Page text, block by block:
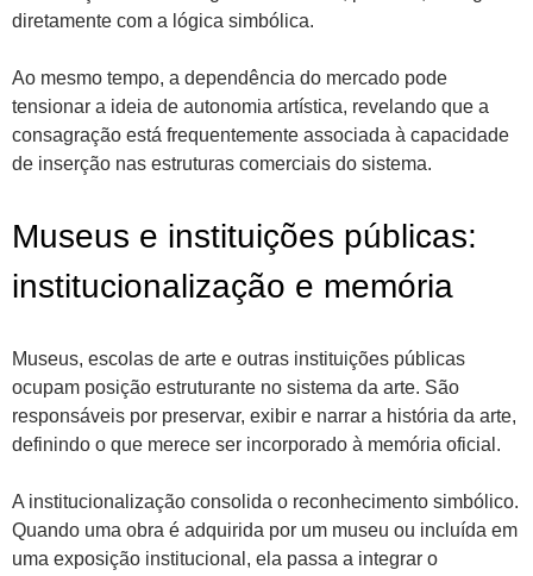
diretamente com a lógica simbólica.
Ao mesmo tempo, a dependência do mercado pode
tensionar a ideia de autonomia artística, revelando que a
consagração está frequentemente associada à capacidade
de inserção nas estruturas comerciais do sistema.
Museus e instituições públicas:
institucionalização e memória
Museus, escolas de arte e outras instituições públicas
ocupam posição estruturante no sistema da arte. São
responsáveis por preservar, exibir e narrar a história da arte,
definindo o que merece ser incorporado à memória oficial.
A institucionalização consolida o reconhecimento simbólico.
Quando uma obra é adquirida por um museu ou incluída em
uma exposição institucional, ela passa a integrar o